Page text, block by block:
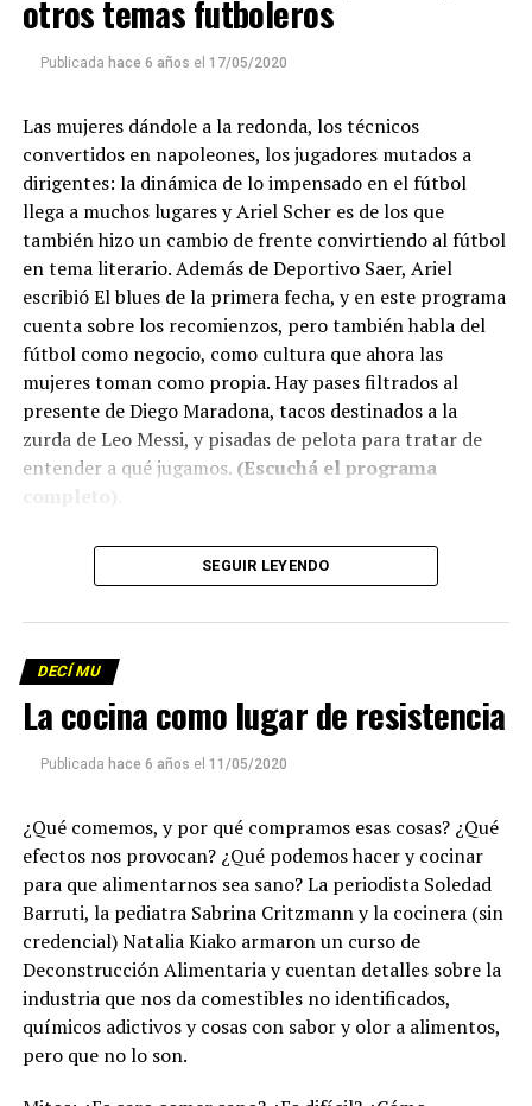
otros temas futboleros
Publicada hace 6 años el 17/05/2020
Las mujeres dándole a la redonda, los técnicos
convertidos en napoleones, los jugadores mutados a
dirigentes: la dinámica de lo impensado en el fútbol
llega a muchos lugares y Ariel Scher es de los que
también hizo un cambio de frente convirtiendo al fútbol
en tema literario. Además de Deportivo Saer, Ariel
escribió El blues de la primera fecha, y en este programa
cuenta sobre los recomienzos, pero también habla del
fútbol como negocio, como cultura que ahora las
mujeres toman como propia. Hay pases filtrados al
presente de Diego Maradona, tacos destinados a la
zurda de Leo Messi, y pisadas de pelota para tratar de
entender a qué jugamos. (Escuchá el programa
Descargar los archivos de audio:Bloque 1/Bloque 2
Descargar el programa
La reproducción de este programa es libre. Sólo tenés
que mandar un mail a
emitir todos los programas de Decí MU
SEGUIR LEYENDO
DECÍ MU
La cocina como lugar de resistencia
Publicada hace 6 años el 11/05/2020
¿Qué comemos, y por qué compramos esas cosas? ¿Qué
efectos nos provocan? ¿Qué podemos hacer y cocinar
para que alimentarnos sea sano? La periodista Soledad
Barruti, la pediatra Sabrina Critzmann y la cocinera (sin
credencial) Natalia Kiako armaron un curso de
Deconstrucción Alimentaria y cuentan detalles sobre la
industria que nos da comestibles no identificados,
químicos adictivos y cosas con sabor y olor a alimentos,
pero que no lo son.